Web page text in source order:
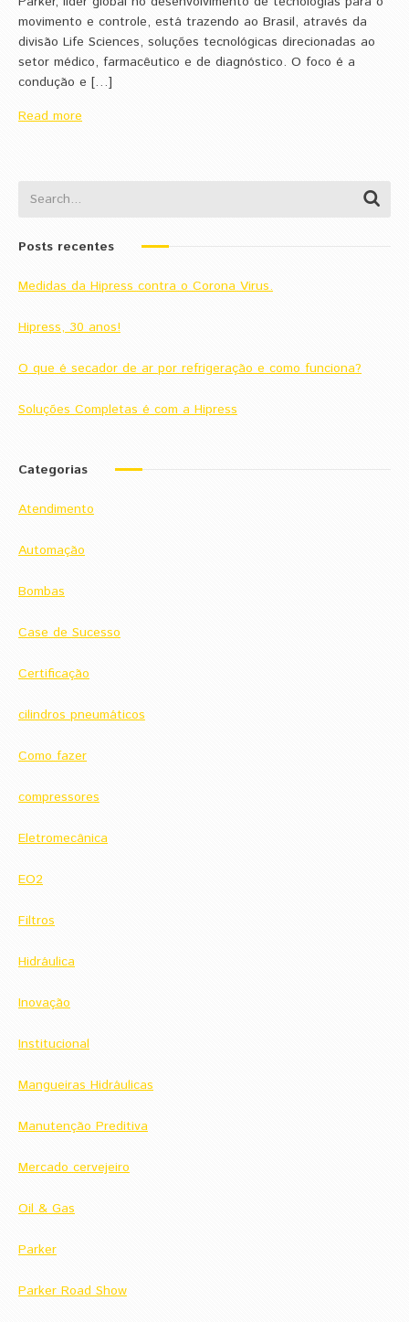
movimento e controle, está trazendo ao Brasil, através da
divisão Life Sciences, soluções tecnológicas direcionadas ao
setor médico, farmacêutico e de diagnóstico. O foco é a
condução e […]
Read more
Posts recentes
Medidas da Hipress contra o Corona Virus.
Hipress, 30 anos!
O que é secador de ar por refrigeração e como funciona?
Soluções Completas é com a Hipress
Categorias
Atendimento
Automação
Bombas
Case de Sucesso
Certificação
cilindros pneumáticos
Como fazer
compressores
Eletromecânica
EO2
Filtros
Hidráulica
Inovação
Institucional
Mangueiras Hidráulicas
Manutenção Preditiva
Mercado cervejeiro
Oil & Gas
Parker
Parker Road Show